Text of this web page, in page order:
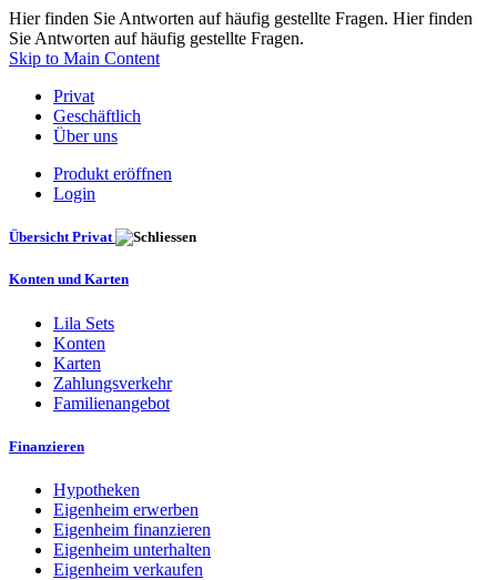
Hier finden Sie Antworten auf häufig gestellte Fragen. Hier finden
Sie Antworten auf häufig gestellte Fragen.
Skip to Main Content
Privat
Geschäftlich
Über uns
Produkt eröffnen
Login
Übersicht Privat
Konten und Karten
Lila Sets
Konten
Karten
Zahlungsverkehr
Familienangebot
Finanzieren
Hypotheken
Eigenheim erwerben
Eigenheim finanzieren
Eigenheim unterhalten
Eigenheim verkaufen